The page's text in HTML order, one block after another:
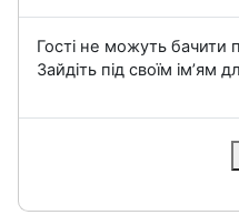
Гості не можуть бачити
Зайдіть під своїм ім’ям